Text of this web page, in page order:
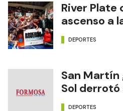
River Plate
ascenso a
DEPORTES
San Martín
Sol derrotó
DEPORTES